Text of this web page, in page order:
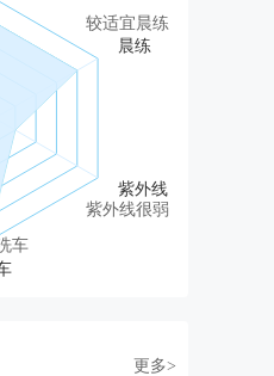
小雨
东北风
2级
小雨转阴
东北风
2级
车
紫外线很弱
较适宜晨练
更多>